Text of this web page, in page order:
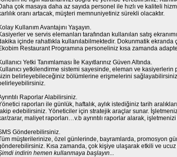
çok masaya daha az sayıda personel ile hızlı ve kaliteli
oranı artacak, müşteri memnuniyetiniz sürekli olacaktır.
Kullanım Avantajını Yaşayın.
ve servis elemanları tarafından kullanılan satış
içinde rahatlıkla kullanılabilmektedir. Dokunmatik
Restaurant Programına personeliniz kısa zamanda
Yetki Tanımlaması İle Kayıtlarınız Güven Altında.
yetkilendirme sistemi sayesinde, eleman ve
belirleyebileceğiniz bölümlerine erişmelerini
Raporlar Alabilirsiniz.
raporları ile günlük, haftalık, aylık istediğiniz tarih
edebilirsiniz. Yöneticiler için stratejik araçlar sunar.
zarar, maliyet raporları…v.b ayrıntılı raporlar alarak,
Gönderebilirsiniz.
müşterilerinize, özel günlerinde, bayramlarda, promosyon
Kısa zamanda, çok kişiye ulaşarak etkili ve
indirin hemen kullanmaya başlayın...